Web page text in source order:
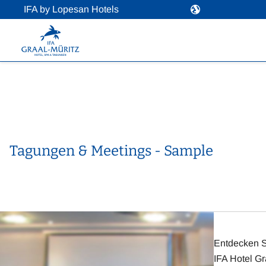
IFA by Lopesan Hotels
Tagungen & Meetings - Sample
Entdecken
IFA Hotel